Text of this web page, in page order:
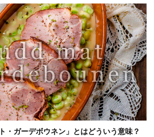
・ガーデボウネン」とはどういう意味？